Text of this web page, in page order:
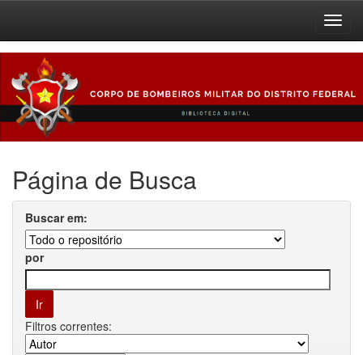
navigation
Página de Busca
Buscar em:
por
Filtros correntes: